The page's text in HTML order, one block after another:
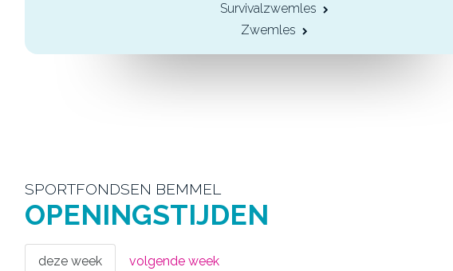
Survivalzwemles
Zwemles
SPORTFONDSEN BEMMEL
OPENINGSTIJDEN
deze week volgende week